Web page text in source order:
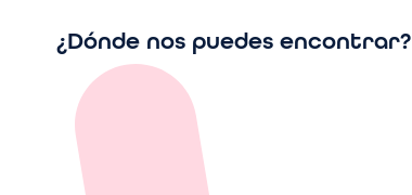
¿Dónde nos puedes encontrar?